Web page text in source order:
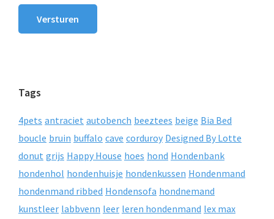
Versturen
Tags
4pets antraciet autobench beeztees beige Bia Bed
boucle bruin buffalo cave corduroy Designed By Lotte
donut grijs Happy House hoes hond Hondenbank
hondenhol hondenhuisje hondenkussen Hondenmand
hondenmand ribbed Hondensofa hondnemand
kunstleer labbvenn leer leren hondenmand lex max